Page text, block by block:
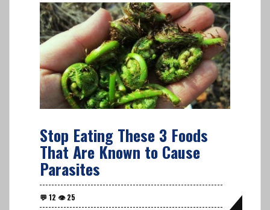
Stop Eating These 3 Foods
That Are Known to Cause
Parasites